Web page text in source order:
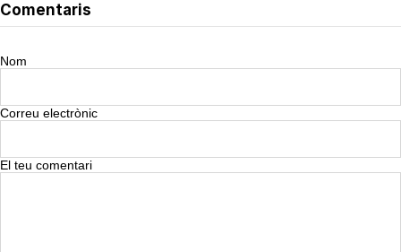
Comentaris
Nom
Correu electrònic
El teu comentari